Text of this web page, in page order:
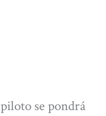
se pondrá